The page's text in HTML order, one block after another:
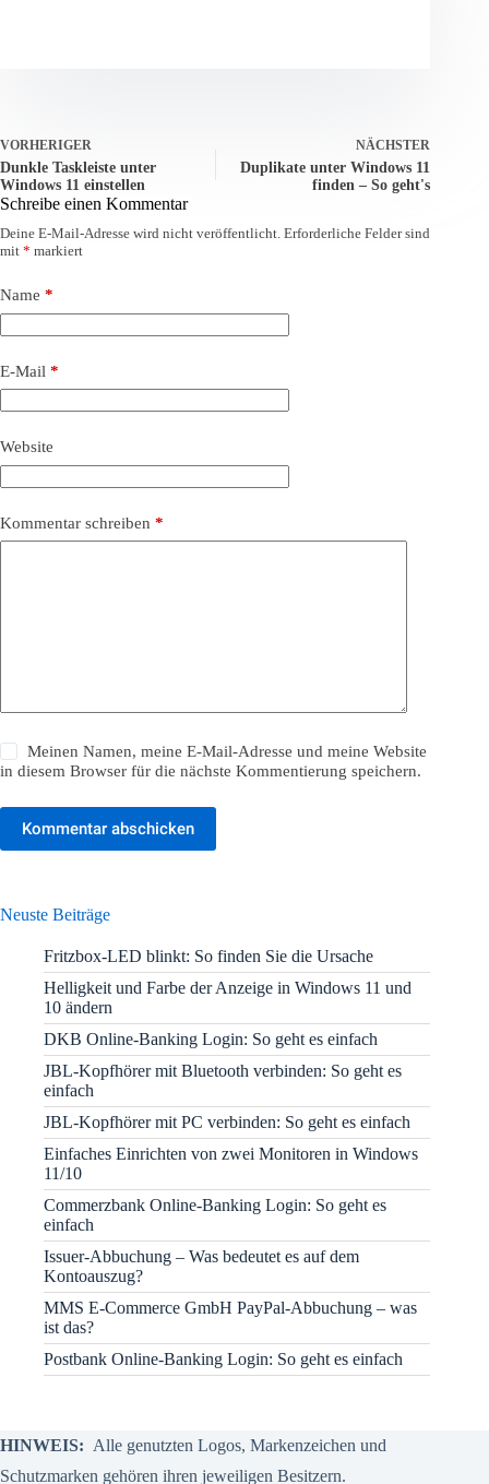
VORHERIGER
Dunkle Taskleiste unter
Windows 11 einstellen
NÄCHSTER
Duplikate unter Windows 11
finden – So geht's
Schreibe einen Kommentar
Deine E-Mail-Adresse wird nicht veröffentlicht. Erforderliche Felder sind
mit * markiert
Name *
E-Mail *
Website
Kommentar schreiben *
Meinen Namen, meine E-Mail-Adresse und meine Website
in diesem Browser für die nächste Kommentierung speichern.
Kommentar abschicken
Neuste Beiträge
Fritzbox-LED blinkt: So finden Sie die Ursache
Helligkeit und Farbe der Anzeige in Windows 11 und
10 ändern
DKB Online-Banking Login: So geht es einfach
JBL-Kopfhörer mit Bluetooth verbinden: So geht es
einfach
JBL-Kopfhörer mit PC verbinden: So geht es einfach
Einfaches Einrichten von zwei Monitoren in Windows
11/10
Commerzbank Online-Banking Login: So geht es
einfach
Issuer-Abbuchung – Was bedeutet es auf dem
Kontoauszug?
MMS E-Commerce GmbH PayPal-Abbuchung – was
ist das?
Postbank Online-Banking Login: So geht es einfach
HINWEIS: Alle genutzten Logos, Markenzeichen und
Schutzmarken gehören ihren jeweiligen Besitzern.